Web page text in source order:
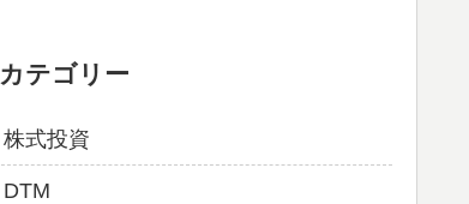
カテゴリー
株式投資
DTM